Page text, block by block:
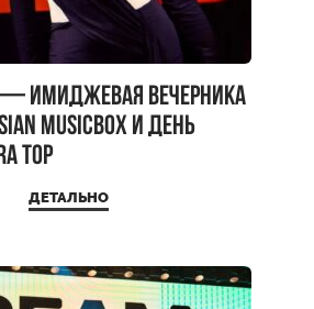
— имиджевая вечерника
MUSICBOX и день
Top
ДЕТАЛЬНО